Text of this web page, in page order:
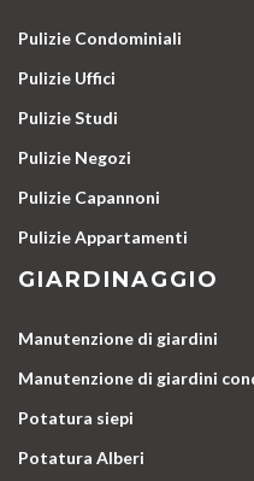
Pulizie Condominiali
Pulizie Uffici
Pulizie Studi
Pulizie Negozi
Pulizie Capannoni
Pulizie Appartamenti
GIARDINAGGIO
Manutenzione di giardini
Manutenzione di giardini
Potatura siepi
Potatura Alberi